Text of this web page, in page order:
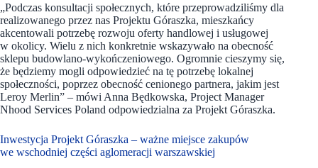
„Podczas konsultacji społecznych, które przeprowadziliśmy dla
realizowanego przez nas Projektu Góraszka, mieszkańcy
akcentowali potrzebę rozwoju oferty handlowej i usługowej
w okolicy. Wielu z nich konkretnie wskazywało na obecność
sklepu budowlano-wykończeniowego. Ogromnie cieszymy się,
że będziemy mogli odpowiedzieć na tę potrzebę lokalnej
społeczności, poprzez obecność cenionego partnera, jakim jest
Leroy Merlin” – mówi Anna Będkowska, Project Manager
Nhood Services Poland odpowiedzialna za Projekt Góraszka.
Inwestycja Projekt Góraszka – ważne miejsce zakupów
we wschodniej części aglomeracji warszawskiej